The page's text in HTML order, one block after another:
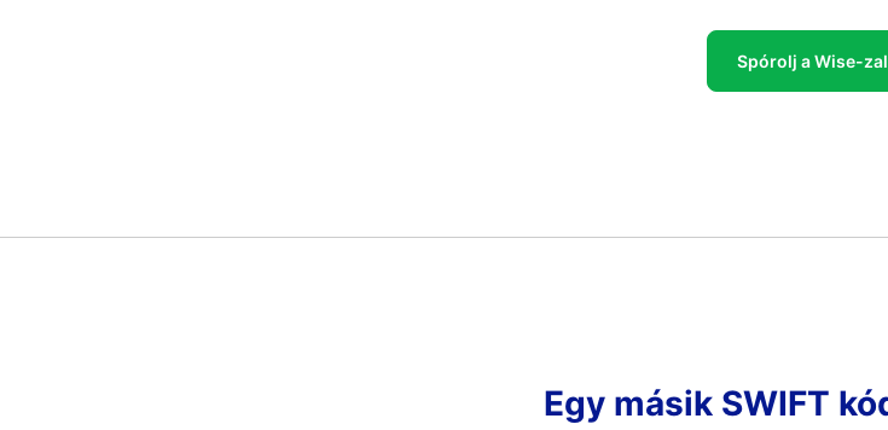
Spórolj a Wise-zal
Egy másik SWIFT